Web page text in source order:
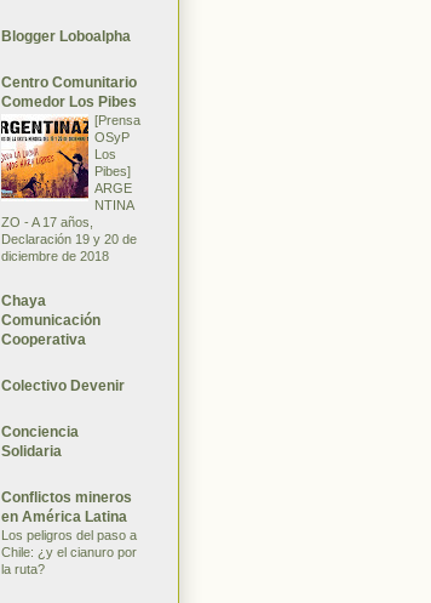
Blogger Loboalpha
Centro Comunitario
Comedor Los Pibes
[Prensa
OSyP
Los
Pibes]
ARGE
NTINA
ZO - A 17 años,
Declaración 19 y 20 de
diciembre de 2018
Chaya
Comunicación
Cooperativa
Colectivo Devenir
Conciencia
Solidaria
Conflictos mineros
en América Latina
Los peligros del paso a
Chile: ¿y el cianuro por
la ruta?